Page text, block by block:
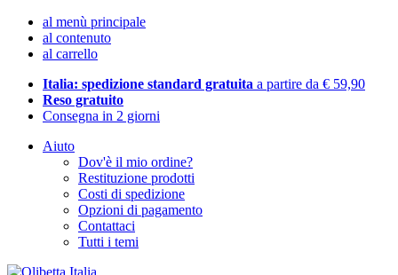
al menù principale
al contenuto
al carrello
Italia: spedizione standard gratuita a partire da € 59,90
Reso gratuito
Consegna in 2 giorni
Aiuto
Dov'è il mio ordine?
Restituzione prodotti
Costi di spedizione
Opzioni di pagamento
Contattaci
Tutti i temi